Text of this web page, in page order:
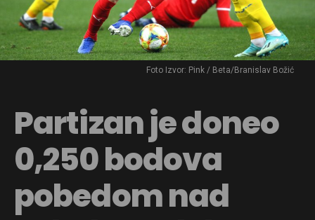
Foto Izvor: Pink / Beta/Branislav Božić
Partizan je doneo
0,250 bodova
pobedom nad